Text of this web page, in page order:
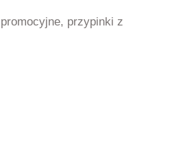
przypinki z